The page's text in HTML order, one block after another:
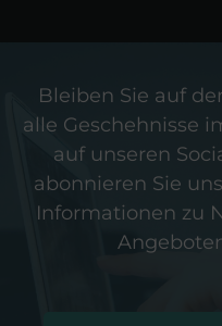
Bleiben Sie auf
alle Geschehnisse
auf unseren
abonnieren Sie
Informationen zu